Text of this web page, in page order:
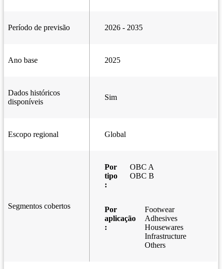
Período de previsão 2026 - 2035
Ano base 2025
Dados históricos
disponíveis
Sim
Escopo regional Global
Segmentos cobertos
Por
tipo
:
OBC A
OBC B
Por
aplicação
:
Footwear
Adhesives
Housewares
Infrastructure
Others